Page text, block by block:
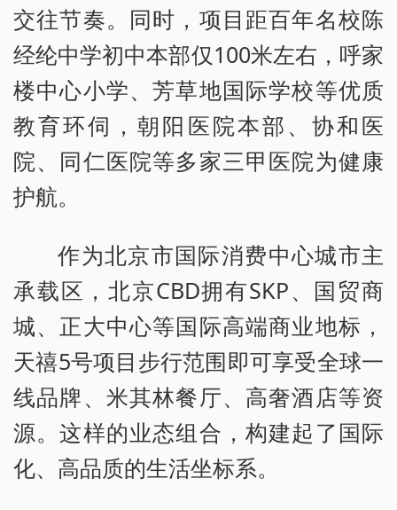
交往节奏。同时，项目距百年名校陈
经纶中学初中本部仅100米左右，呼家
楼中心小学、芳草地国际学校等优质
教育环伺，朝阳医院本部、协和医
院、同仁医院等多家三甲医院为健康
护航。
作为北京市国际消费中心城市主
承载区，北京CBD拥有SKP、国贸商
城、正大中心等国际高端商业地标，
天禧5号项目步行范围即可享受全球一
线品牌、米其林餐厅、高奢酒店等资
源。这样的业态组合，构建起了国际
化、高品质的生活坐标系。